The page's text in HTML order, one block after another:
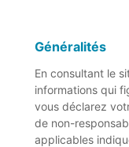
Généralités
En consultant le
informations qui
vous déclarez
de non-
applicables